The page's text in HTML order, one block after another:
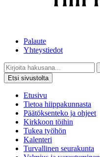
Palaute
Yhteystiedot
Etsi sivustolta
Etusivu
Tietoa hiippakunnasta
Päätöksenteko ja ohjeet
Kirkkoon töihin
Tukea työhön
Kalenteri
Turvallinen seurakunta